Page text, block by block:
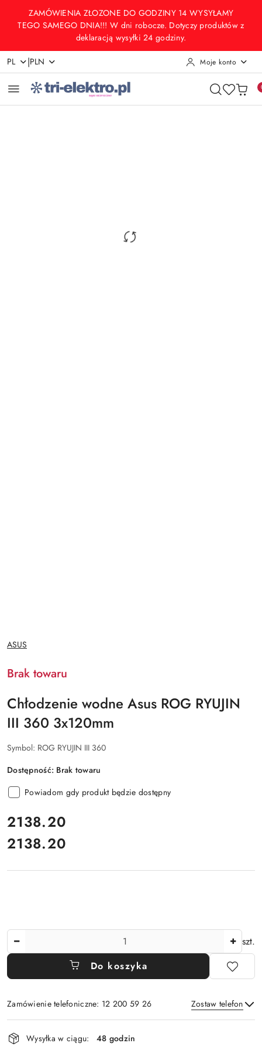
Przejdź do treści głównej
Przejdź do wyszukiwarki
Przejdź do moje konto
Przejdź do menu głównego
Przejdź do opisu produktu
Przejdź do stopki
ZAMÓWIENIA ZŁOZONE DO GODZINY 14 WYSYŁAMY
TEGO SAMEGO DNIA!!! W dni robocze. Dotyczy produktów z
deklaracją wysyłki 24 godziny.
PL |PLN Moje konto
NAZWA
PRODUCENTA:
ASUS
Brak towaru
Chłodzenie wodne Asus ROG RYUJIN
III 360 3x120mm
Symbol: ROG RYUJIN III 360
Dostępność: Brak towaru
Powiadom gdy produkt będzie dostępny
cena:
2138.20
Cena:
2138.20
szt.
Do koszyka
Zamówienie telefoniczne: 12 200 59 26 Zostaw telefon
Dostępność
i
Wysyłka w ciągu:
48 godzin